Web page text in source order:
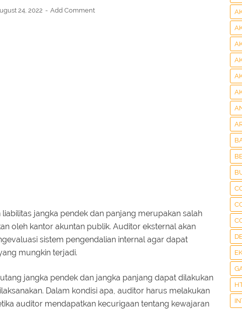
24, 2022 Add Comment
jangka pendek dan panjang merupakan salah
oleh kantor akuntan publik. Auditor eksternal akan
sistem pengendalian internal agar dapat
mungkin terjadi.
jangka pendek dan jangka panjang dapat dilakukan
Dalam kondisi apa, auditor harus melakukan
auditor mendapatkan kecurigaan tentang kewajaran